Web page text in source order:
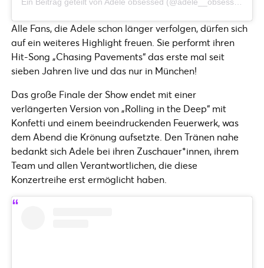
Alle Fans, die Adele schon länger verfolgen, dürfen sich
auf ein weiteres Highlight freuen. Sie performt ihren
Hit-Song „Chasing Pavements“ das erste mal seit
sieben Jahren live und das nur in München!
Das große Finale der Show endet mit einer
verlängerten Version von „Rolling in the Deep“ mit
Konfetti und einem beeindruckenden Feuerwerk, was
dem Abend die Krönung aufsetzte. Den Tränen nahe
bedankt sich Adele bei ihren Zuschauer*innen, ihrem
Team und allen Verantwortlichen, die diese
Konzertreihe erst ermöglicht haben.